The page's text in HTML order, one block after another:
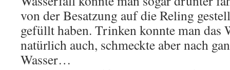
von der Besatzung auf die Reling
gefüllt haben. Trinken konnte man das
natürlich auch, schmeckte aber nach
Wasser…